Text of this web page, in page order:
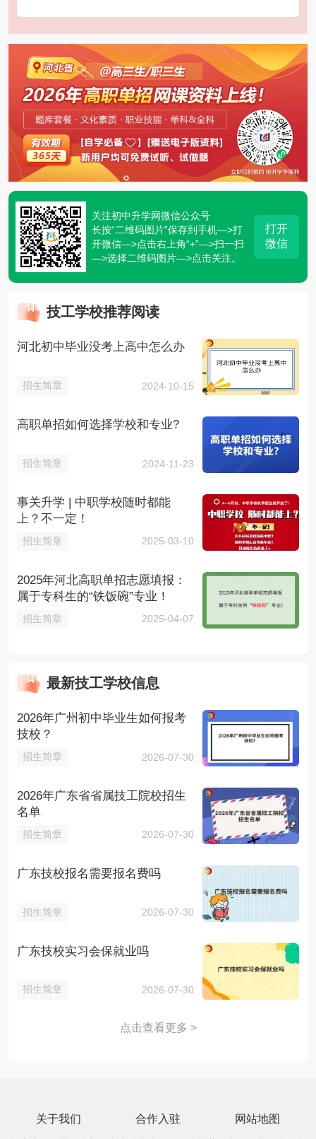
关注初中升学网微信公众号
长按“二维码图片”保存到手机—>打
开微信—>点击右上角“+”—>扫一扫
—>选择二维码图片—>点击关注。
打开
微信
技工学校推荐阅读
河北初中毕业没考上高中怎么办
招生简章 2024-10-15
高职单招如何选择学校和专业?
招生简章 2024-11-23
事关升学 | 中职学校随时都能
上？不一定！
招生简章 2025-03-10
2025年河北高职单招志愿填报：
属于专科生的“铁饭碗”专业！
招生简章 2025-04-07
最新技工学校信息
2026年广州初中毕业生如何报考
技校？
招生简章 2026-07-30
2026年广东省省属技工院校招生
名单
招生简章 2026-07-30
广东技校报名需要报名费吗
招生简章 2026-07-30
广东技校实习会保就业吗
招生简章 2026-07-30
点击查看更多 >
关于我们 合作入驻 网站地图